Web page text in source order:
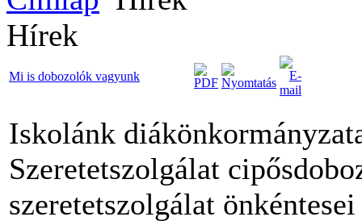
Hírek
Mi is dobozolók vagyunk
Iskolánk
Szeretetszolgálat
szeretetszolgálat